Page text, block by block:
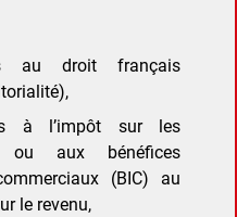
au droit français
à l’impôt sur les
ou aux bénéfices
(BIC) au
le revenu,